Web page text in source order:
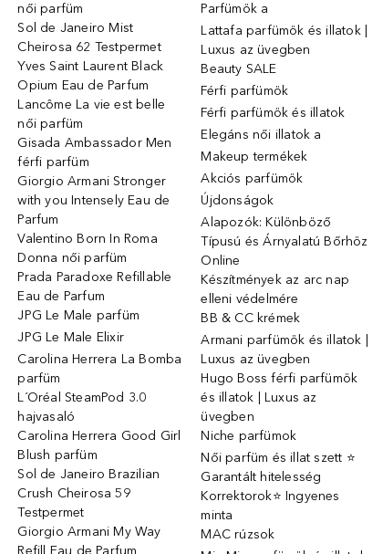
női parfüm
Sol de Janeiro Mist
Cheirosa 62 Testpermet
Yves Saint Laurent Black
Opium Eau de Parfum
Lancôme La vie est belle
női parfüm
Gisada Ambassador Men
férfi parfüm
Giorgio Armani Stronger
with you Intensely Eau de
Parfum
Valentino Born In Roma
Donna női parfüm
Prada Paradoxe Refillable
Eau de Parfum
JPG Le Male parfüm
JPG Le Male Elixir
Carolina Herrera La Bomba
parfüm
L´Oréal SteamPod 3.0
hajvasaló
Carolina Herrera Good Girl
Blush parfüm
Sol de Janeiro Brazilian
Crush Cheirosa 59
Testpermet
Giorgio Armani My Way
Refill Eau de Parfum
Parfümök ️a
Lattafa parfümök és illatok |
Luxus az üvegben
Beauty SALE
Férfi parfümök
Férfi parfümök és illatok
Elegáns női illatok ️a
Makeup termékek
Akciós parfümök
Újdonságok
Alapozók: Különböző
Típusú és Árnyalatú Bőrhöz
Online
Készítmények az arc nap
elleni védelmére
BB & CC krémek
Armani parfümök és illatok |
Luxus az üvegben
Hugo Boss férfi parfümök
és illatok | Luxus az
üvegben
Niche parfümok
Női parfüm és illat szett ⭐
Garantált hitelesség
Korrektorok⭐ Ingyenes
minta
MAC rúzsok